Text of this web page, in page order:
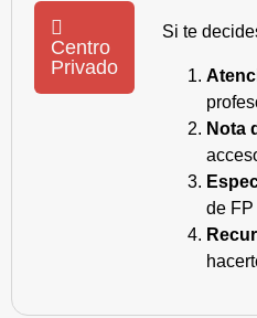
Centro
Privado
Si te
Nota
de FP